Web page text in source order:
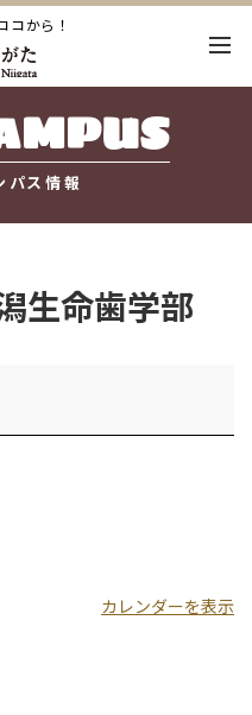
コから！
パス情報
生命歯学部
カレンダーを表示